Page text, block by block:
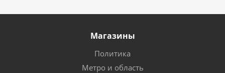
Магазины
Политика
Метро и область